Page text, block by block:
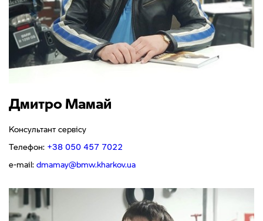
Дмитро Мамай
Консультант сервісу
Телефон: +38 050 457 7022
e-mail:dmamay@bmw.kharkov.ua